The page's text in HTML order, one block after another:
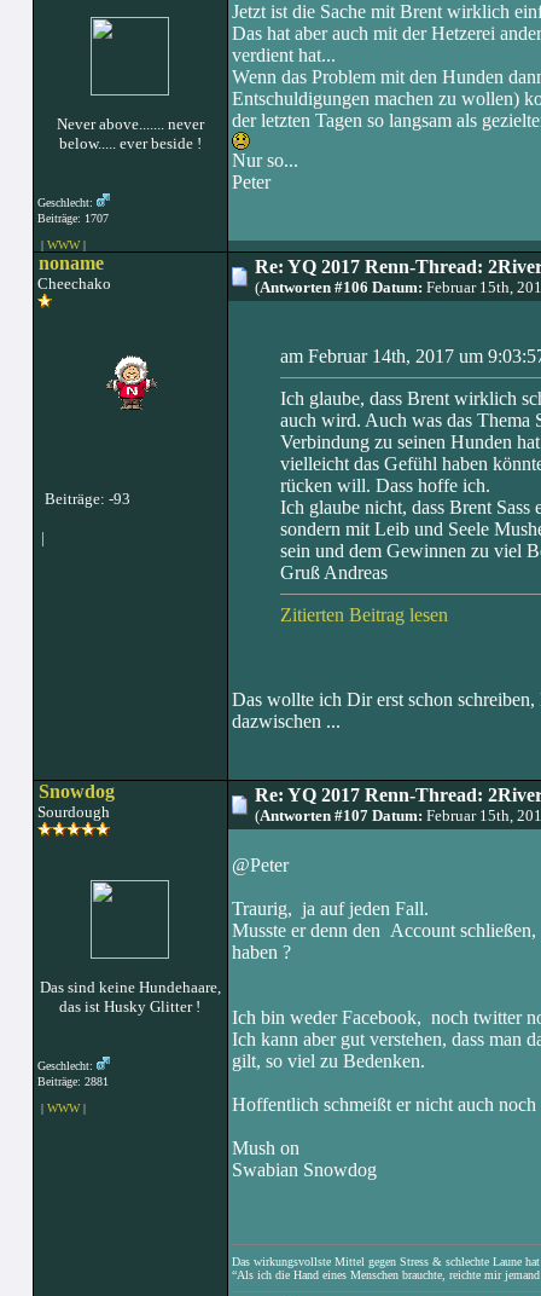
Never above....... never
below..... ever beside !
Geschlecht:
Beiträge: 1707
| WWW|
Jetzt ist die Sache mit Brent wirklich
Das hat aber auch mit der Hetzerei
verdient hat...
Wenn das Problem mit den Hunden
Entschuldigungen machen zu wollen)
der letzten Tagen so langsam als
Nur so...
Peter
noname
Cheechako
Beiträge: -93
|
Re: YQ 2017 Renn-Thread:
(Antworten #106 Datum: Februar 15th,
am Februar 14th, 2017 um
Ich glaube, dass Brent wirklich
auch wird. Auch was das Thema
Verbindung zu seinen Hunden
vielleicht das Gefühl haben
rücken will. Dass hoffe ich.
Ich glaube nicht, dass Brent
sondern mit Leib und Seele
sein und dem Gewinnen zu viel
Gruß Andreas
Zitierten Beitrag lesen
Das wollte ich Dir erst schon
dazwischen ...
Snowdog
Sourdough
Das sind keine Hundehaare,
das ist Husky Glitter !
Geschlecht:
Beiträge: 2881
| WWW|
Re: YQ 2017 Renn-Thread:
(Antworten #107 Datum: Februar 15th,
@Peter
Traurig, ja auf jeden Fall.
Musste er denn den Account schließen,
haben ?
Ich bin weder Facebook, noch twitter
Ich kann aber gut verstehen, dass man
gilt, so viel zu Bedenken.
Hoffentlich schmeißt er nicht auch
Mush on
Swabian Snowdog
Das wirkungsvollste Mittel gegen Stress & schlechte Laune
“Als ich die Hand eines Menschen brauchte, reichte mir jemand